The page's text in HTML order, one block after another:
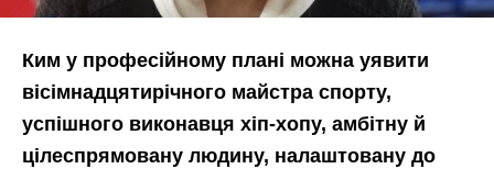
Ким у професійному плані можна уявити
вісімнадцятирічного майстра спорту,
успішного виконавця хіп-хопу, амбітну й
цілеспрямовану людину, налаштовану до